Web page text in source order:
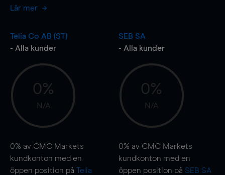
Lär mer
Telia Co AB (ST)
- Alla kunder
0%
N/A
0% av CMC Markets
kundkonton med en
öppen position på Telia
SEB SA
- Alla kunder
0%
N/A
0% av CMC Markets
kundkonton med en
öppen position på SEB SA